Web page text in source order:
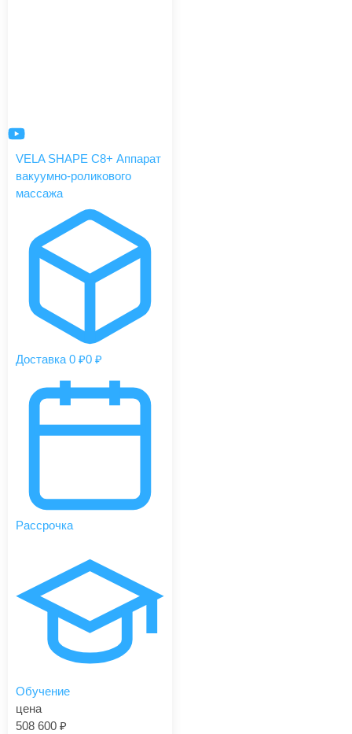
VELA SHAPE C8+ Аппарат
вакуумно-роликового
массажа
Доставка 0 ₽0 ₽
Рассрочка
Обучение
цена
508 600